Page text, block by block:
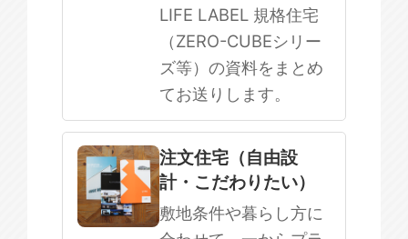
LIFE LABEL 規格住宅
（ZERO-CUBEシリー
ズ等）の資料をまとめ
てお送りします。
注文住宅（自由設
計・こだわりたい）
敷地条件や暮らし方に